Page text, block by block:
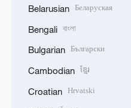
Belarusian Беларуская
Bengali বাংলা
Bulgarian Български
Cambodian ខ្មែរ
Croatian Hrvatski